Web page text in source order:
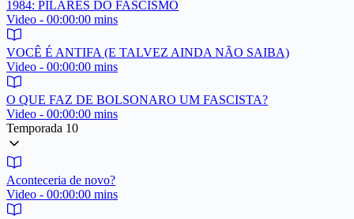
1984: PILARES DO FASCISMO
Video - 00:00:00 mins
VOCÊ É ANTIFA (E TALVEZ AINDA NÃO SAIBA)
Video - 00:00:00 mins
O QUE FAZ DE BOLSONARO UM FASCISTA?
Video - 00:00:00 mins
Temporada 10
Aconteceria de novo?
Video - 00:00:00 mins